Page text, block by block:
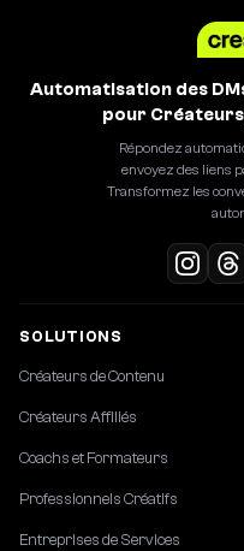
Automatisation des
pour
Répondez
envoyez des liens
Transformez les
SOLUTIONS
Créateurs de Contenu
Créateurs Affiliés
Coachs et Formateurs
Professionnels Créatifs
Entreprises de Services